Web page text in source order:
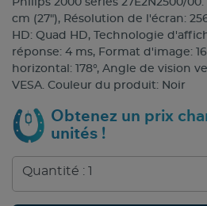
Philips 2000 series 27E2N2500/
cm (27"), Résolution de l'écran:
HD: Quad HD, Technologie
réponse: 4 ms, Format d'image:
horizontal: 178°, Angle de vision
VESA. Couleur du produit: Noir
Obtenez un prix
unités !